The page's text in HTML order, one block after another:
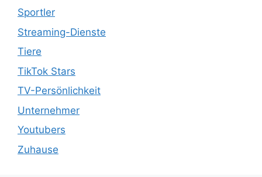
Sportler
Streaming-Dienste
Tiere
TikTok Stars
TV-Persönlichkeit
Unternehmer
Youtubers
Zuhause